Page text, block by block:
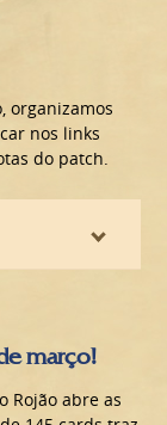
organizamos
nos links
do patch.
março!
Rojão abre as